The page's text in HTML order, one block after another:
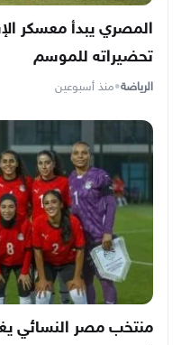
المصري يبدأ معسكر
تحضيراته للموسم
الرياضة•منذ أسبوعين
منتخب مصر النسائي